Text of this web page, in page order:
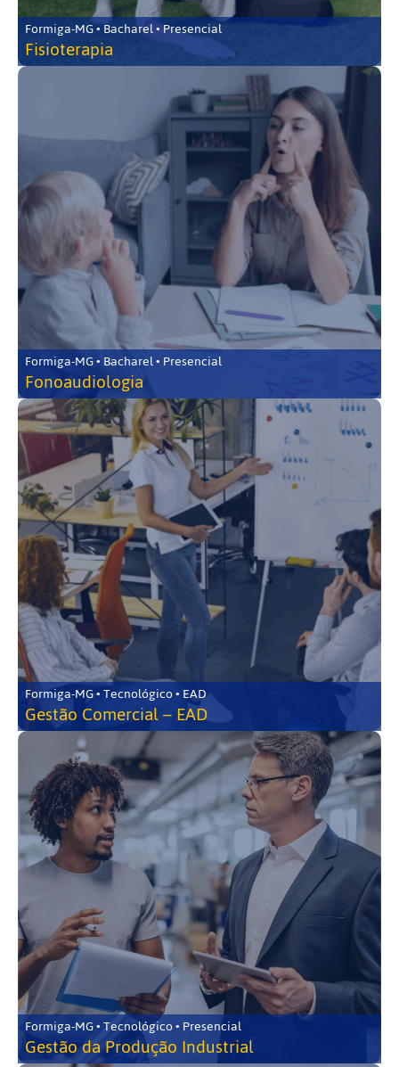
Formiga-MG • Bacharel • Presencial
Fisioterapia
Formiga-MG • Bacharel • Presencial
Fonoaudiologia
Formiga-MG • Tecnológico • EAD
Gestão Comercial – EAD
Formiga-MG • Tecnológico • Presencial
Gestão da Produção Industrial